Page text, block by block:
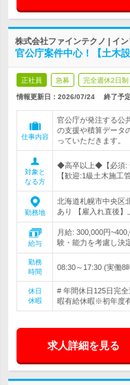
株式会社ファインテクノ | イ
官公庁案件中心！【土木
正社員 急募 完全週休2日制
情報更新日：2026/07/24 終了予
仕事内容
官公庁が発注する公
の支援や積算データ
っていただきます。
対象と
なる方
◆高卒以上◆【必須:
【歓迎:1級土木施工
勤務地
北海道札幌市中央区
あり 【雇入れ直後】
給与
月給: 300,000円
験・能力を考慮し決
勤務
時間
08:30～17:30 (実働8
休日
休暇
# 年間休日125日完
暇有給休暇※初年度
求人詳細を見る